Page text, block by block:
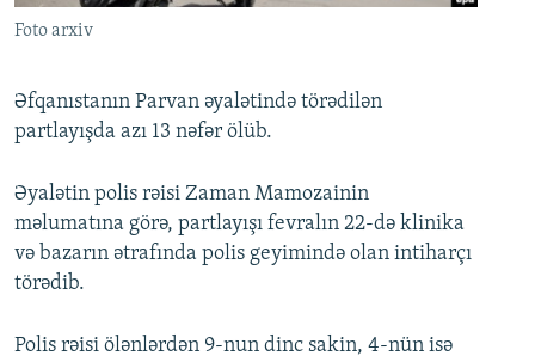
KARIKATURA
İSLAM VƏ DEMOKRATIYA
PEŞƏ ETIKASI VƏ JURNALISTIKA STANDARTLARIMIZ
AZADLIQRADIOSU MOBIL TELEFONUNUZDA
BIZIMLƏ ƏLAQƏ
XƏBƏR BÜLLETENLƏRIMIZ
RFE/RL-in bütün saytları
Foto arxiv
Əfqanıstanın Parvan əyalətində törədilən
partlayışda azı 13 nəfər ölüb.
Əyalətin polis rəisi Zaman Mamozainin
məlumatına görə, partlayışı fevralın 22-də klinika
və bazarın ətrafında polis geyimində olan intiharçı
törədib.
Polis rəisi ölənlərdən 9-nun dinc sakin, 4-nün isə